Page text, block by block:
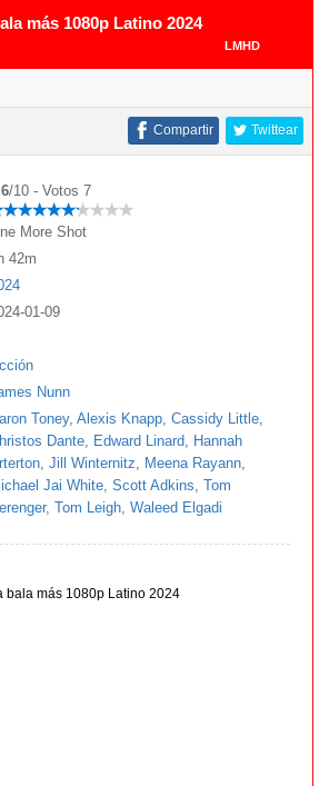
más 1080p Latino 2024
LMHD
Twittear
Compartir
/10 - Votos 7
More Shot
42m
01-09
Nunn
Toney, Alexis Knapp Cassidy Little
Dante
Edward Linard
Hannah
Jill Winternitz Meena Rayann
Jai White Scott Adkins Tom
, Tom Leigh Waleed Elgadi